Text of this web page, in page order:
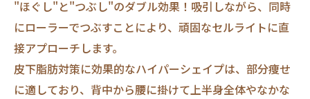
"ほぐし"と"つぶし"のダブル効果！吸引しながら、同時
にローラーでつぶすことにより、頑固なセルライトに直
接アプローチします。
皮下脂肪対策に効果的なハイパーシェイプは、部分痩せ
に適しており、背中から腰に掛けて上半身全体やなかな